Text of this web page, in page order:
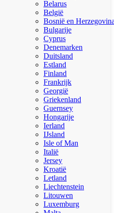
Belarus
België
Bosnië en
Bulgarije
Cyprus
Denemarken
Duitsland
Estland
Finland
Frankrijk
Georgië
Griekenland
Guernsey
Hongarije
Ierland
IJsland
Isle of Man
Italië
Jersey
Kroatië
Letland
Liechtenstein
Litouwen
Luxemburg